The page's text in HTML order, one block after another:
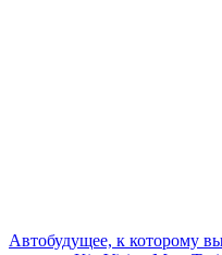
Автобудущее, к которому